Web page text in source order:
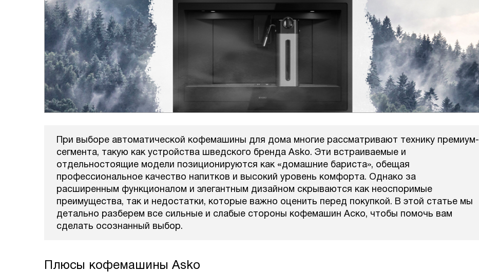
При выборе автоматической кофемашины для дома многие рассматривают технику премиум-
сегмента, такую как устройства шведского бренда Asko. Эти встраиваемые и
отдельностоящие модели позиционируются как «домашние бариста», обещая
профессиональное качество напитков и высокий уровень комфорта. Однако за
расширенным функционалом и элегантным дизайном скрываются как неоспоримые
преимущества, так и недостатки, которые важно оценить перед покупкой. В этой статье мы
детально разберем все сильные и слабые стороны кофемашин Аско, чтобы помочь вам
сделать осознанный выбор.
Плюсы кофемашины Asko